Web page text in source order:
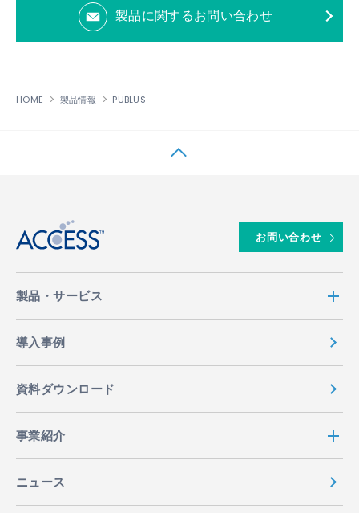
製品に関するお問い合わせ
HOME 製品情報 PUBLUS
お問い合わせ
製品・サービス
導入事例
資料ダウンロード
事業紹介
ニュース